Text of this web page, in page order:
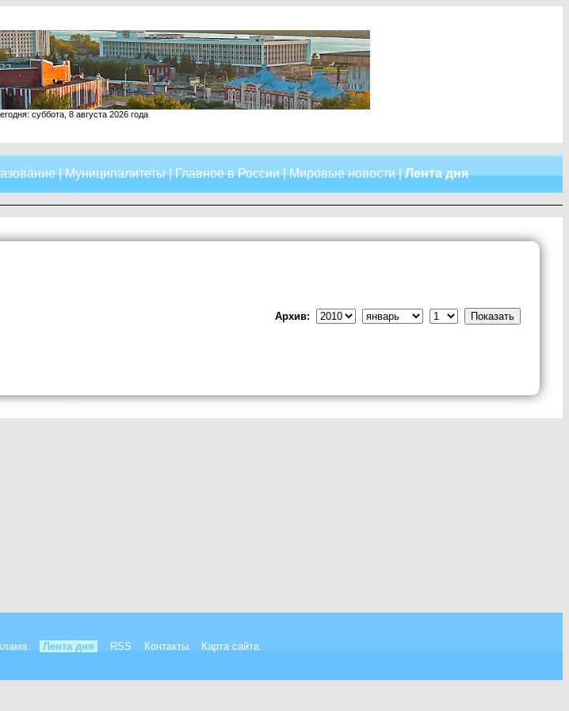
суббота, 8 августа 2026 года
|Муниципалитеты|Главное в России|Мировые новости|Лента дня
Архив:
Лента дня RSS Контакты Карта сайта